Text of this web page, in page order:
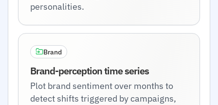
personalities.
Brand
Brand-perception time series
Plot brand sentiment over months to
detect shifts triggered by campaigns,